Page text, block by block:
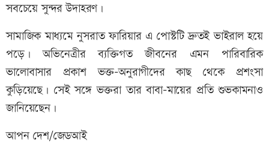
সবচেয়ে সুন্দর উদাহরণ।
সামাজিক মাধ্যমে নুসরাত ফারিয়ার এ পোস্টটি দ্রুতই ভাইরাল হয়ে
পড়ে। অভিনেত্রীর ব্যক্তিগত জীবনের এমন পারিবারিক
ভালোবাসার প্রকাশ ভক্ত-অনুরাগীদের কাছ থেকে প্রশংসা
কুড়িয়েছে। সেই সঙ্গে ভক্তরা তার বাবা-মায়ের প্রতি শুভকামনাও
জানিয়েছেন।
আপন দেশ/জেডআই